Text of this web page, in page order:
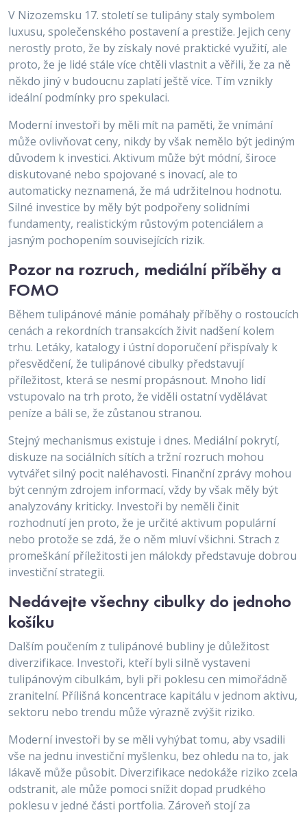
V Nizozemsku 17. století se tulipány staly symbolem
luxusu, společenského postavení a prestiže. Jejich ceny
nerostly proto, že by získaly nové praktické využití, ale
proto, že je lidé stále více chtěli vlastnit a věřili, že za ně
někdo jiný v budoucnu zaplatí ještě více. Tím vznikly
ideální podmínky pro spekulaci.
Moderní investoři by měli mít na paměti, že vnímání
může ovlivňovat ceny, nikdy by však nemělo být jediným
důvodem k investici. Aktivum může být módní, široce
diskutované nebo spojované s inovací, ale to
automaticky neznamená, že má udržitelnou hodnotu.
Silné investice by měly být podpořeny solidními
fundamenty, realistickým růstovým potenciálem a
jasným pochopením souvisejících rizik.
Pozor na rozruch, mediální příběhy a
FOMO
Během tulipánové mánie pomáhaly příběhy o rostoucích
cenách a rekordních transakcích živit nadšení kolem
trhu. Letáky, katalogy i ústní doporučení přispívaly k
přesvědčení, že tulipánové cibulky představují
příležitost, která se nesmí propásnout. Mnoho lidí
vstupovalo na trh proto, že viděli ostatní vydělávat
peníze a báli se, že zůstanou stranou.
Stejný mechanismus existuje i dnes. Mediální pokrytí,
diskuze na sociálních sítích a tržní rozruch mohou
vytvářet silný pocit naléhavosti. Finanční zprávy mohou
být cenným zdrojem informací, vždy by však měly být
analyzovány kriticky. Investoři by neměli činit
rozhodnutí jen proto, že je určité aktivum populární
nebo protože se zdá, že o něm mluví všichni. Strach z
promeškání příležitosti jen málokdy představuje dobrou
investiční strategii.
Nedávejte všechny cibulky do jednoho
košíku
Dalším poučením z tulipánové bubliny je důležitost
diverzifikace. Investoři, kteří byli silně vystaveni
tulipánovým cibulkám, byli při poklesu cen mimořádně
zranitelní. Přílišná koncentrace kapitálu v jednom aktivu,
sektoru nebo trendu může výrazně zvýšit riziko.
Moderní investoři by se měli vyhýbat tomu, aby vsadili
vše na jednu investiční myšlenku, bez ohledu na to, jak
lákavě může působit. Diverzifikace nedokáže riziko zcela
odstranit, ale může pomoci snížit dopad prudkého
poklesu v jedné části portfolia. Zároveň stojí za